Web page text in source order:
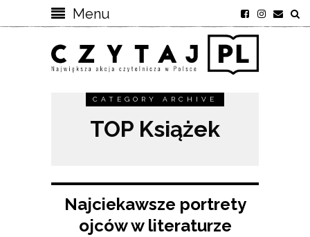
Menu
CATEGORY ARCHIVE
TOP Książek
Najciekawsze portrety
ojców w literaturze